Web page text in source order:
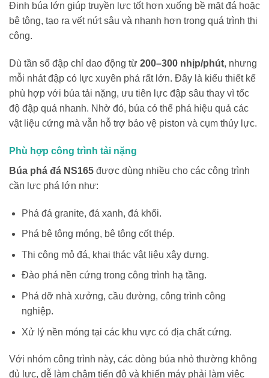
Đinh búa lớn giúp truyền lực tốt hơn xuống bề mặt đá hoặc
bê tông, tạo ra vết nứt sâu và nhanh hơn trong quá trình thi
công.
Dù tần số đập chỉ dao động từ 200–300 nhịp/phút, nhưng
mỗi nhát đập có lực xuyên phá rất lớn. Đây là kiểu thiết kế
phù hợp với búa tải nặng, ưu tiên lực đập sâu thay vì tốc
độ đập quá nhanh. Nhờ đó, búa có thể phá hiệu quả các
vật liệu cứng mà vẫn hỗ trợ bảo vệ piston và cụm thủy lực.
Phù hợp công trình tải nặng
Búa phá đá NS165 được dùng nhiều cho các công trình
cần lực phá lớn như:
Phá đá granite, đá xanh, đá khối.
Phá bê tông móng, bê tông cốt thép.
Thi công mỏ đá, khai thác vật liệu xây dựng.
Đào phá nền cứng trong công trình hạ tầng.
Phá dỡ nhà xưởng, cầu đường, công trình công
nghiệp.
Xử lý nền móng tại các khu vực có địa chất cứng.
Với nhóm công trình này, các dòng búa nhỏ thường không
đủ lực, dễ làm chậm tiến độ và khiến máy phải làm việc